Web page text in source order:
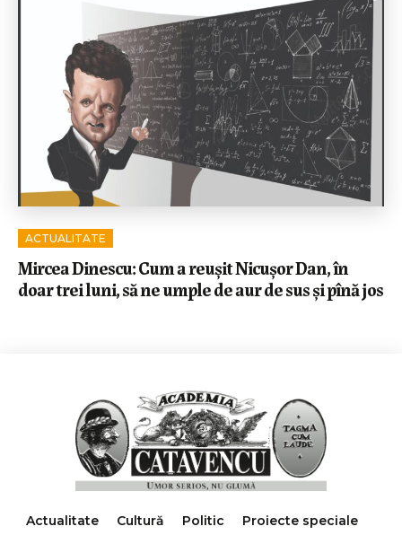
ACTUALITATE
Mircea Dinescu: Cum a reușit Nicușor Dan, în
doar trei luni, să ne umple de aur de sus și pînă jos
Actualitate Cultură Politic
Proiecte speciale